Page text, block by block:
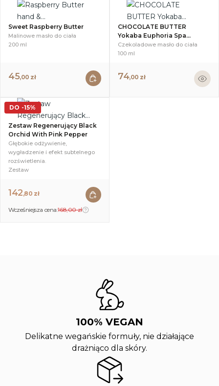
Sweet Raspberry Butter
Malinowe masło do ciała
200 ml
45,00 zł
CHOCOLATE BUTTER
Yokaba Euphoria Spa...
Czekoladowe masło do ciała
100 ml
74,00 zł
DO -15%
Zestaw Regenerujący Black
Orchid With Pink Pepper
Głębokie odżywienie,
wygładzenie i efekt subtelnego
rozświetlenia.
Zestaw
142,80 zł
Wcześniejsza cena:168,00 zł
100% VEGAN
Delikatne wegańskie formuły, nie działające
drażniąco dla skóry.